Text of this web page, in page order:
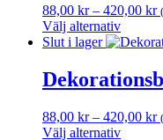
varianter.
De
olika
kan
väljas
på
produktsidan
88,00 kr – 420,00 kr
Välj alternativ
Den
produkten
har
varianter.
De
Slut i lager
88,00 kr – 420,00 kr
Välj alternativ